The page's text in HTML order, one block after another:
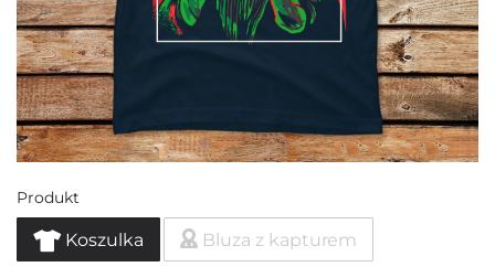
Produkt
Koszulka Bluza z kapturem